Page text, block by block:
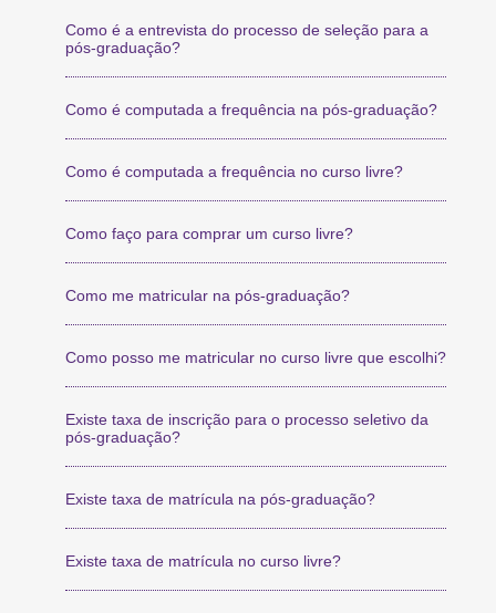
Como é a entrevista do processo de seleção para a
pós-graduação?
Como é computada a frequência na pós-graduação?
Como é computada a frequência no curso livre?
Como faço para comprar um curso livre?
Como me matricular na pós-graduação?
Como posso me matricular no curso livre que escolhi?
Existe taxa de inscrição para o processo seletivo da
pós-graduação?
Existe taxa de matrícula na pós-graduação?
Existe taxa de matrícula no curso livre?